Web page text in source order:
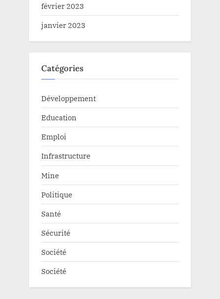
février 2023
janvier 2023
Catégories
Développement
Education
Emploi
Infrastructure
Mine
Politique
Santé
Sécurité
Société
Société